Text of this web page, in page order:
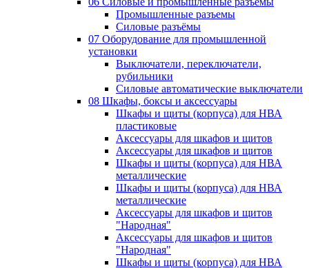
Промышленные разъемы
Силовые разъёмы
07 Оборудование для промышленной
установки
Выключатели, переключатели,
рубильники
Силовые автоматические выключатели
08 Шкафы, боксы и аксессуары
Шкафы и щиты (корпуса) для НВА
пластиковые
Аксессуары для шкафов и щитов
Аксессуары для шкафов и щитов
Шкафы и щиты (корпуса) для НВА
металлические
Шкафы и щиты (корпуса) для НВА
металлические
Аксессуары для шкафов и щитов
"Народная"
Аксессуары для шкафов и щитов
"Народная"
Шкафы и щиты (корпуса) для НВА